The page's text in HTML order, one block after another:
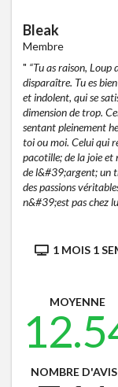
Bleak
Membre
" “Tu as raison,
disparaître. Tu es
et indolent, qui se
dimension de trop.
sentant pleinement
toi ou moi. Celui qui
pacotille; de la joie et
de l&#39;argent; un
des passions
n&#39;est pas chez
1 MOIS 1
MOYENNE
NOMBRE D'AVIS